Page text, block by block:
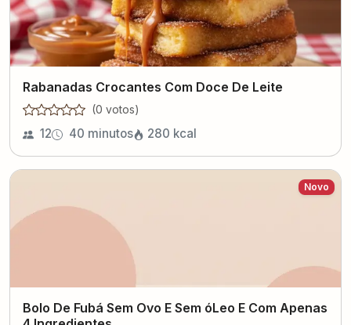
Rabanadas Crocantes Com Doce De Leite
(0 votos)
12 40 minutos 280 kcal
Novo
Bolo De Fubá Sem Ovo E Sem óLeo E Com Apenas